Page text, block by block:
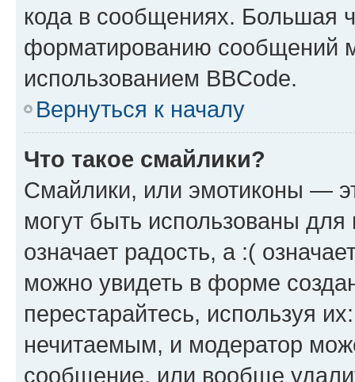
кода в сообщениях. Большая
форматированию сообщений
использованием BBCode.
Вернуться к началу
Что такое смайлики?
Смайлики, или эмотиконы —
могут быть использованы
означает радость, а :(
можно увидеть в форме
перестарайтесь, используя
нечитаемым, и модератор
сообщение, или вообще